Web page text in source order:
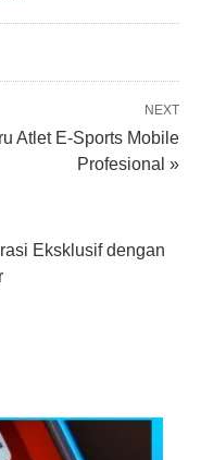
NEXT
Atlet E-Sports Mobile
Profesional »
Eksklusif dengan